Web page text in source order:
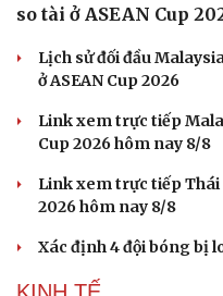
so tài ở ASEAN Cup
Lịch sử đối đầu
ở ASEAN Cup 2026
Link xem trực tiếp
Cup 2026 hôm nay 8/8
Link xem trực tiếp Thái
2026 hôm nay 8/8
Xác định 4 đội bóng bị